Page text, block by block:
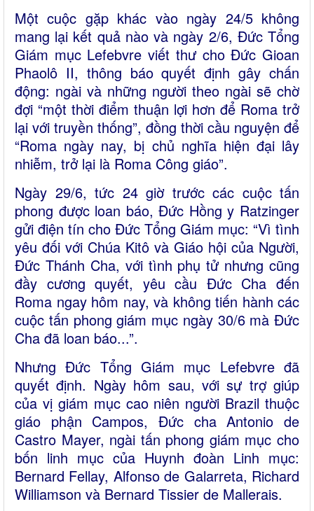
Một cuộc gặp khác vào ngày 24/5 không
mang lại kết quả nào và ngày 2/6, Đức Tổng
Giám mục Lefebvre viết thư cho Đức Gioan
Phaolô II, thông báo quyết định gây chấn
động: ngài và những người theo ngài sẽ chờ
đợi “một thời điểm thuận lợi hơn để Roma trở
lại với truyền thống”, đồng thời cầu nguyện để
“Roma ngày nay, bị chủ nghĩa hiện đại lây
nhiễm, trở lại là Roma Công giáo”.
Ngày 29/6, tức 24 giờ trước các cuộc tấn
phong được loan báo, Đức Hồng y Ratzinger
gửi điện tín cho Đức Tổng Giám mục: “Vì tình
yêu đối với Chúa Kitô và Giáo hội của Người,
Đức Thánh Cha, với tình phụ tử nhưng cũng
đầy cương quyết, yêu cầu Đức Cha đến
Roma ngay hôm nay, và không tiến hành các
cuộc tấn phong giám mục ngày 30/6 mà Đức
Cha đã loan báo...”.
Nhưng Đức Tổng Giám mục Lefebvre đã
quyết định. Ngày hôm sau, với sự trợ giúp
của vị giám mục cao niên người Brazil thuộc
giáo phận Campos, Đức cha Antonio de
Castro Mayer, ngài tấn phong giám mục cho
bốn linh mục của Huynh đoàn Linh mục:
Bernard Fellay, Alfonso de Galarreta, Richard
Williamson và Bernard Tissier de Mallerais.